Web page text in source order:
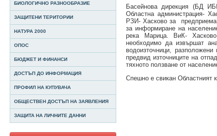
БИОЛОГИЧНО РАЗНООБРАЗИЕ
ЗАЩИТЕНИ ТЕРИТОРИИ
НАТУРА 2000
ОПОС
БЮДЖЕТ И ФИНАНСИ
ДОСТЪП ДО ИНФОРМАЦИЯ
ПРОФИЛ НА КУПУВАЧА
ОБЩЕСТВЕН ДОСТЪП НА ЗАЯВЛЕНИЯ
ЗАЩИТА НА ЛИЧНИТЕ ДАННИ
Басейнова дирекция (БД
Областна администрация-
РЗИ- Хасково за
за информиране на
река Марица. ВиК-
необходимо да извършат
водоизточници,
предвид източниците на
тяхното ползване от
Спешно е свикан Областният